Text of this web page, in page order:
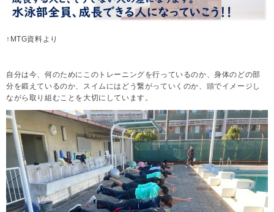
↑MTG資料より
自分は今、何のためにこのトレーニングを行っているのか、身体のどの部
分を鍛えているのか、スイムにはどう繋がっていくのか、頭でイメージし
ながら取り組むことを大切にしています。